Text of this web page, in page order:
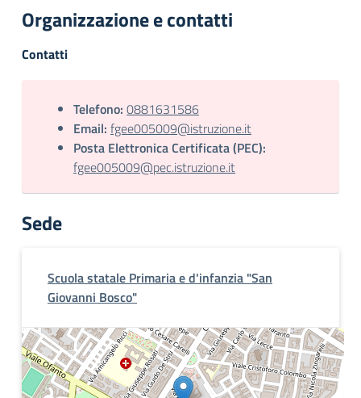
Organizzazione e contatti
Contatti
Telefono: 0881631586
Email: fgee005009@istruzione.it
Posta Elettronica Certificata (PEC):
fgee005009@pec.istruzione.it
Sede
Scuola statale Primaria e d'infanzia "San
Giovanni Bosco"